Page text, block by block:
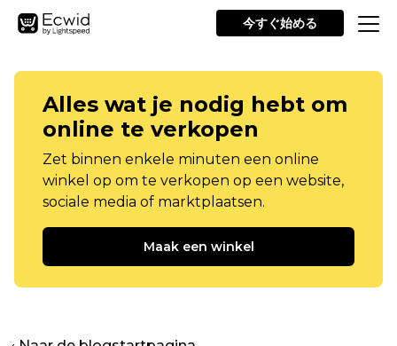
今すぐ始める
Alles wat je nodig hebt om
online te verkopen
Zet binnen enkele minuten een online
winkel op om te verkopen op een website,
sociale media of marktplaatsen.
Maak een winkel